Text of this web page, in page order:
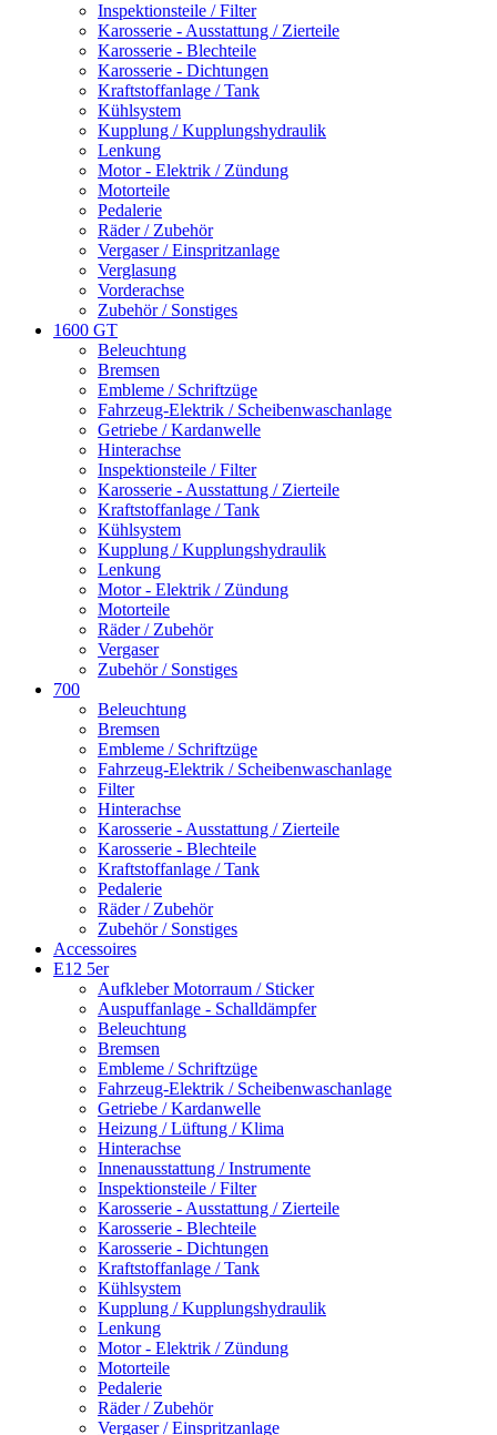
Inspektionsteile / Filter
Karosserie - Ausstattung / Zierteile
Karosserie - Blechteile
Karosserie - Dichtungen
Kraftstoffanlage / Tank
Kühlsystem
Kupplung / Kupplungshydraulik
Lenkung
Motor - Elektrik / Zündung
Motorteile
Pedalerie
Räder / Zubehör
Vergaser / Einspritzanlage
Verglasung
Vorderachse
Zubehör / Sonstiges
1600 GT
Beleuchtung
Bremsen
Embleme / Schriftzüge
Fahrzeug-Elektrik / Scheibenwaschanlage
Getriebe / Kardanwelle
Hinterachse
Inspektionsteile / Filter
Karosserie - Ausstattung / Zierteile
Kraftstoffanlage / Tank
Kühlsystem
Kupplung / Kupplungshydraulik
Lenkung
Motor - Elektrik / Zündung
Motorteile
Räder / Zubehör
Vergaser
Zubehör / Sonstiges
700
Beleuchtung
Bremsen
Embleme / Schriftzüge
Fahrzeug-Elektrik / Scheibenwaschanlage
Filter
Hinterachse
Karosserie - Ausstattung / Zierteile
Karosserie - Blechteile
Kraftstoffanlage / Tank
Pedalerie
Räder / Zubehör
Zubehör / Sonstiges
Accessoires
E12 5er
Aufkleber Motorraum / Sticker
Auspuffanlage - Schalldämpfer
Beleuchtung
Bremsen
Embleme / Schriftzüge
Fahrzeug-Elektrik / Scheibenwaschanlage
Getriebe / Kardanwelle
Heizung / Lüftung / Klima
Hinterachse
Innenausstattung / Instrumente
Inspektionsteile / Filter
Karosserie - Ausstattung / Zierteile
Karosserie - Blechteile
Karosserie - Dichtungen
Kraftstoffanlage / Tank
Kühlsystem
Kupplung / Kupplungshydraulik
Lenkung
Motor - Elektrik / Zündung
Motorteile
Pedalerie
Räder / Zubehör
Vergaser / Einspritzanlage